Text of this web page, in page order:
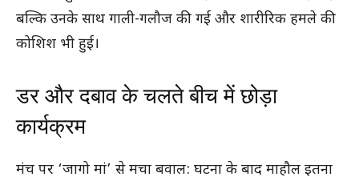
बल्कि उनके साथ गाली-गलौज की गई और शारीरिक हमले की
कोशिश भी हुई।
डर और दबाव के चलते बीच में छोड़ा
कार्यक्रम
मंच पर ‘जागो मां’ से मचा बवाल: घटना के बाद माहौल इतना